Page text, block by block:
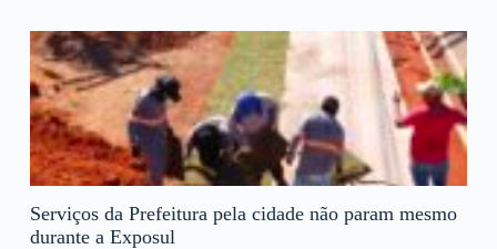
Serviços da Prefeitura pela cidade não param mesmo
durante a Exposul